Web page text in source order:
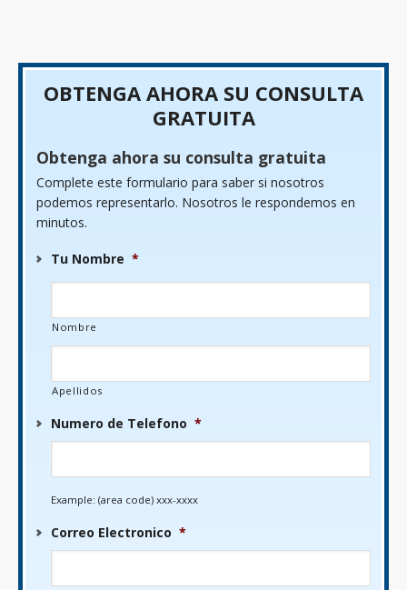
OBTENGA AHORA SU CONSULTA
GRATUITA
Obtenga ahora su consulta gratuita
Complete este formulario para saber si nosotros
podemos representarlo. Nosotros le respondemos en
minutos.
Tu Nombre *
Nombre
Apellidos
Numero de Telefono *
Example: (area code) xxx-xxxx
Correo Electronico *